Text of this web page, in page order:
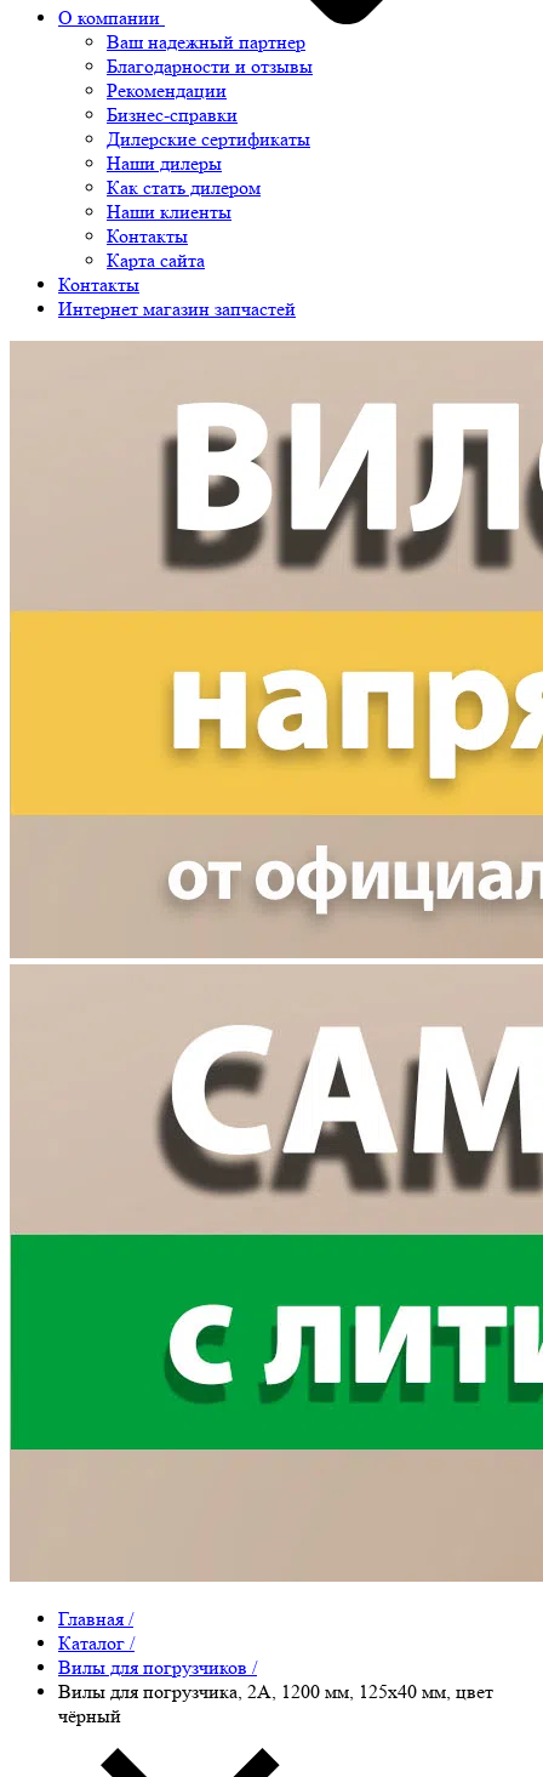
О компании
Ваш надежный партнер
Благодарности и отзывы
Рекомендации
Бизнес-справки
Дилерские сертификаты
Наши дилеры
Как стать дилером
Наши клиенты
Контакты
Карта сайта
Контакты
Интернет магазин запчастей
Главная /
Каталог /
Вилы для погрузчиков /
Вилы для погрузчика, 2A, 1200 мм, 125x40 мм, цвет
чёрный